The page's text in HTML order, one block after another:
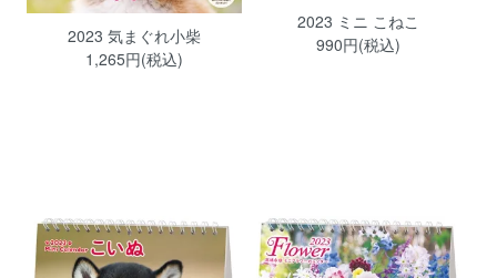
2023 気まぐれ小柴
1,265円(税込)
2023 ミニ こねこ
990円(税込)